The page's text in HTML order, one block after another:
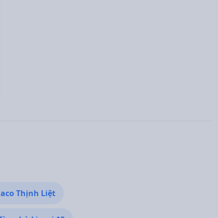
Thịnh Liệt